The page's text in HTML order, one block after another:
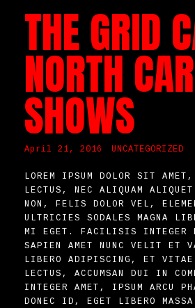
THE GRID
NORTH
SHOWS
April 21, 2016 UNCATEGORIZED
LOREM IPSUM DOLOR SIT AMET,
LECTUS, NEC ALIQUAM ALIQUET
NON, FELIS DOLOR VEL,
ULTRICIES SODALES MAGNA
MI EGET. FACILISIS INTEGER
SAPIEN AMET NUNC VELIT ET
LIBERO ADIPISCING, ET
LECTUS, ACCUMSAN DUI IN
INTEGER AMET, IPSUM ARCU
DONEC ID, EGET LIBERO